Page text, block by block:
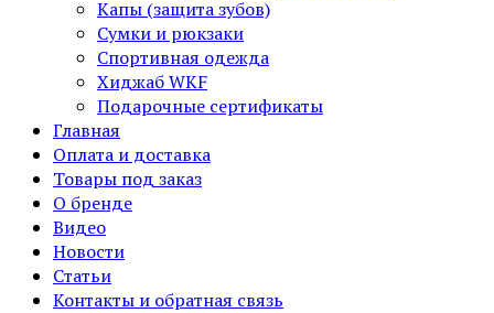
Капы (защита зубов)
Сумки и рюкзаки
Спортивная одежда
Хиджаб WKF
Подарочные сертификаты
Главная
Оплата и доставка
Товары под заказ
О бренде
Видео
Новости
Статьи
Контакты и обратная связь